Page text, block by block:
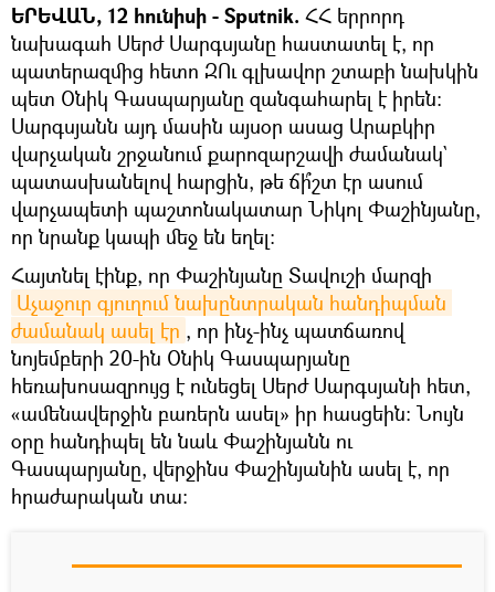
ԵՐԵՎԱՆ, 12 հունիսի - Sputnik. ՀՀ երրորդ
նախագահ Սերժ Սարգսյանը հաստատել է, որ
պատերազմից հետո ԶՈւ գլխավոր շտաբի նախկին
պետ Օնիկ Գասպարյանը զանգահարել է իրեն։
Սարգսյանն այդ մասին այսօր ասաց Արաբկիր
վարչական շրջանում քարոզարշավի ժամանակ`
պատասխանելով հարցին, թե ճի՞շտ էր ասում
վարչապետի պաշտոնակատար Նիկոլ Փաշինյանը,
որ նրանք կապի մեջ են եղել։
Հայտնել էինք, որ Փաշինյանը Տավուշի մարզի
Աչաջուր գյուղում նախընտրական հանդիպման
ժամանակ ասել էր , որ ինչ-ինչ պատճառով
նոյեմբերի 20-ին Օնիկ Գասպարյանը
հեռախոսազրույց է ունեցել Սերժ Սարգսյանի հետ,
«ամենավերջին բառերն ասել» իր հասցեին։ Նույն
օրը հանդիպել են նաև Փաշինյանն ու
Գասպարյանը, վերջինս Փաշինյանին ասել է, որ
հրաժարական տա։